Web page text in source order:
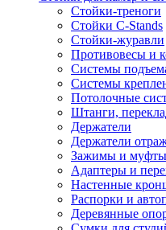
Стойки-треноги
Стойки C-Stands
Стойки-журавли
Противовесы и
Системы
Системы
Потолочные
Штанги,
Держатели
Держатели
Зажимы и муфты
Адаптеры и
Настенные
Распорки и
Деревянные